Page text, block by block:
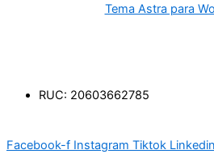
Tema Astra para
RUC: 20603662785
Facebook-f Instagram Tiktok Linkedin